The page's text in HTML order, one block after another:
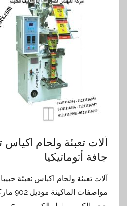
آلات تعبئة ولحام اكياس
جافة أتوماتيكيا
آلات تعبئة ولحام اكياس تعبئة